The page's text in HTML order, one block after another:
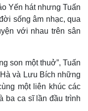
Yến hát nhưng Tuấn
sống âm nhạc, qua
với nhau trên sân
son một thuở”, Tuấn
và Lưu Bích những
một liên khúc các
ba ca sĩ lần đầu trình